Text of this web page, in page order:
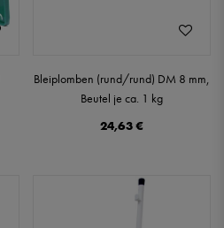
Bleiplomben (rund/rund) DM 8 mm,
Beutel je ca. 1 kg
24,63 €